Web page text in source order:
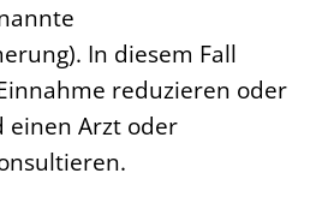
In diesem Fall
reduzieren oder
einen Arzt oder